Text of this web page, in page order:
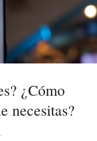
¿Cómo
necesitas?
·